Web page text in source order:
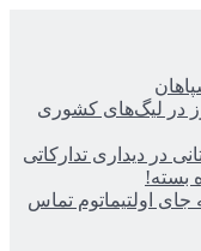
در لیگ‌های کشوری
در دیداری تدارکاتی
بسته!
جای اولتیماتوم تماس